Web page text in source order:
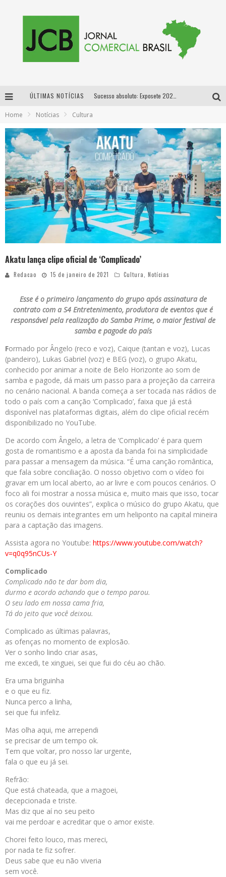
ÚLTIMAS NOTÍCIAS
Designer mineira lança jogo educativo sobre coleta seletiva na maior feira de jogos de tabuleiro da América Latina
Proibida anuncia retorno da Puro Malte Extra e consolida trajetória de democratização cervejeira no Brasil
Home Notícias Cultura
Akatu lança clipe oficial de ‘Complicado’
Redacao 15 de janeiro de 2021 Cultura, Notícias
Esse é o primeiro lançamento do grupo após assinatura de
contrato com a S4 Entretenimento, produtora de eventos que é
responsável pela realização do Samba Prime, o maior festival de
samba e pagode do país
Formado por Ângelo (reco e voz), Caique (tantan e voz), Lucas
(pandeiro), Lukas Gabriel (voz) e BEG (voz), o grupo Akatu,
conhecido por animar a noite de Belo Horizonte ao som de
samba e pagode, dá mais um passo para a projeção da carreira
no cenário nacional. A banda começa a ser tocada nas rádios de
todo o país com a canção ‘Complicado’, faixa que já está
disponível nas plataformas digitais, além do clipe oficial recém
disponibilizado no YouTube.
De acordo com Ângelo, a letra de ‘Complicado’ é para quem
gosta de romantismo e a aposta da banda foi na simplicidade
para passar a mensagem da música. “É uma canção romântica,
que fala sobre conciliação. O nosso objetivo com o vídeo foi
gravar em um local aberto, ao ar livre e com poucos cenários. O
foco ali foi mostrar a nossa música e, muito mais que isso, tocar
os corações dos ouvintes”, explica o músico do grupo Akatu, que
reuniu os demais integrantes em um heliponto na capital mineira
para a captação das imagens.
Assista agora no Youtube: https://www.youtube.com/watch?
v=q0q95nCUs-Y
Complicado
Complicado não te dar bom dia,
durmo e acordo achando que o tempo parou.
O seu lado em nossa cama fria,
Tá do jeito que você deixou.
Complicado as últimas palavras,
as ofenças no momento de explosão.
Ver o sonho lindo criar asas,
me excedi, te xinguei, sei que fui do céu ao chão.
Era uma briguinha
e o que eu fiz.
Nunca perco a linha,
sei que fui infeliz.
Mas olha aqui, me arrependi
se precisar de um tempo ok.
Tem que voltar, pro nosso lar urgente,
fala o que eu já sei.
Refrão:
Que está chateada, que a magoei,
decepcionada e triste.
Mas diz que aí no seu peito
vai me perdoar e acreditar que o amor existe.
Chorei feito louco, mas mereci,
por nada te fiz sofrer.
Deus sabe que eu não viveria
sem você.